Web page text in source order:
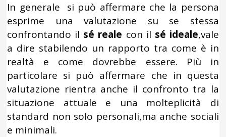
In generale si può affermare che la persona
esprime una valutazione su se stessa
confrontando il sé reale con il sé ideale,vale
a dire stabilendo un rapporto tra come è in
realtà e come dovrebbe essere. Più in
particolare si può affermare che in questa
valutazione rientra anche il confronto tra la
situazione attuale e una molteplicità di
standard non solo personali,ma anche sociali
e minimali.